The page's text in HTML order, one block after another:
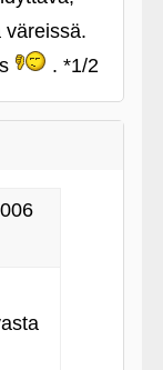
väreissä.
. *1/2